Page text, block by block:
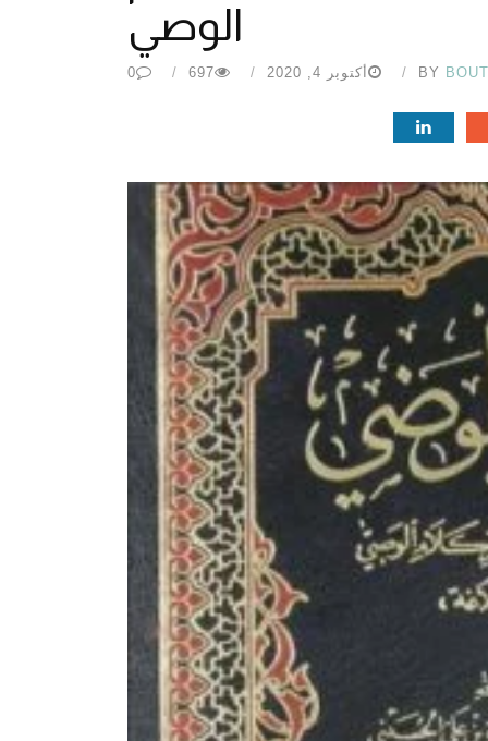
الوصي
BY أكتوبر 4, 2020 697
0